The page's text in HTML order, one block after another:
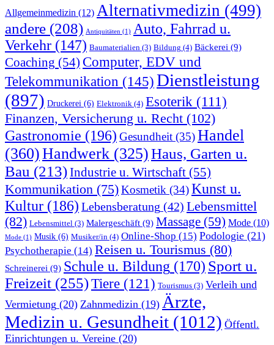
Allgemeinmedizin (12) Alternativmedizin (499)
andere (208) Antiquitäten (1) Auto, Fahrrad u.
Verkehr (147) Baumaterialien (3) Bildung (4) Bäckerei (9)
Coaching (54) Computer, EDV und
Telekommunikation (145)Dienstleistung
(897) Druckerei (6) Elektronik (4) Esoterik (111)
Finanzen, Versicherung u. Recht (102)
Gastronomie (196) Gesundheit (35)Handel
(360)Handwerk (325)Haus, Garten u.
Bau (213)Industrie u. Wirtschaft (55)
Kommunikation (75)Kosmetik (34)Kunst u.
Kultur (186) Lebensberatung (42) Lebensmittel
(82) Lebensmittel (3) Malergeschäft (9) Massage (59) Mode (10)
Mode (1) Musik (6) Musiker/in (4) Online-Shop (15) Podologie (21)
Psychotherapie (14) Reisen u. Tourismus (80)
Schreinerei (9) Schule u. Bildung (170) Sport u.
Freizeit (255)Tiere (121) Tourismus (3) Verleih und
Vermietung (20) Zahnmedizin (19) Ärzte,
Medizin u. Gesundheit (1012) Öffentl.
Einrichtungen u. Vereine (20)